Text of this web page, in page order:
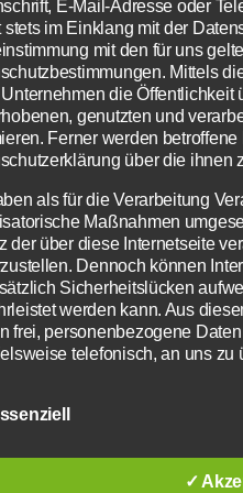
E-Mail-Adresse oder
stets im Einklang mit der
mit den für uns
Mittels
die Öffentlichkeit
genutzten und
Ferner werden
über die ihnen
als für die Verarbeitung
Maßnahmen
der über diese Internetseite
Dennoch können
Sicherheitslücken
werden kann. Aus
frei, personenbezogene
telefonisch, an uns zu
Richtlinien-
✓